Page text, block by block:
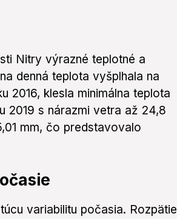
Nitry výrazné teplotné a
denná teplota vyšplhala na
2016, klesla minimálna teplota
2019 s nárazmi vetra až 24,8
mm, čo predstavovalo
variabilitu počasia. Rozpätie